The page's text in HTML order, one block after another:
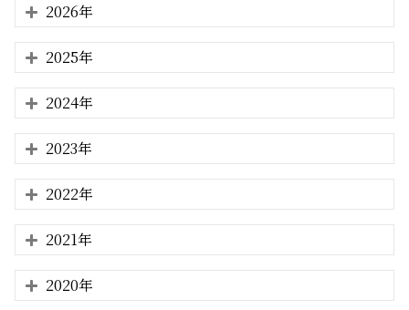
2026年
2025年
2024年
2023年
2022年
2021年
2020年